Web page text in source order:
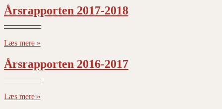
Årsrapporten 2017-2018
Læs mere »
Årsrapporten 2016-2017
Læs mere »